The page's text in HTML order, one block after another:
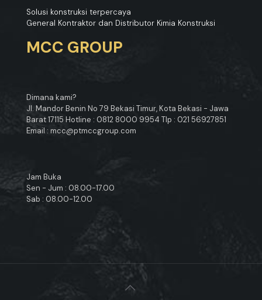
Solusi konstruksi terpercaya
General Kontraktor dan Distributor Kimia Konstruksi
MCC GROUP
Dimana kami?
Jl. Mandor Benin No 79 Bekasi Timur, Kota Bekasi - Jawa
Barat 17115 Hotline : 0812 8000 9954 Tlp : 021 56927851
Email : mcc@ptmccgroup.com
Jam Buka
Sen - Jum : 08.00-17.00
Sab : 08.00-12.00